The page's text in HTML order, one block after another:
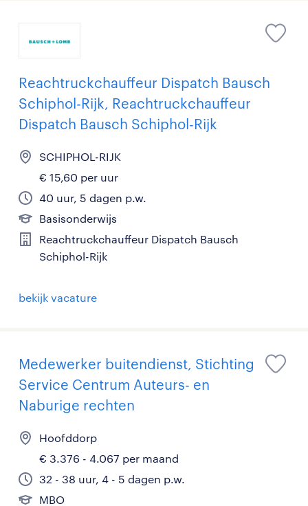
Reachtruckchauffeur Dispatch Bausch
Schiphol-Rijk, Reachtruckchauffeur
Dispatch Bausch Schiphol-Rijk
SCHIPHOL-RIJK
€ 15,60 per uur
40 uur, 5 dagen p.w.
Basisonderwijs
Reachtruckchauffeur Dispatch Bausch
Schiphol-Rijk
bekijk vacature
Medewerker buitendienst, Stichting
Service Centrum Auteurs- en
Naburige rechten
Hoofddorp
€ 3.376 - 4.067 per maand
32 - 38 uur, 4 - 5 dagen p.w.
MBO